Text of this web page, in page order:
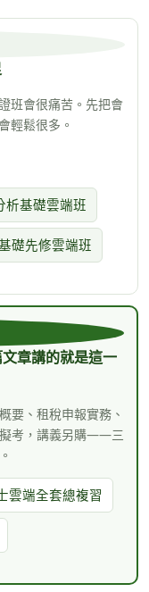
班會很痛苦。先把會
輕鬆很多。
析基礎雲端班
礎先修雲端班
章講的就是這一
要、租稅申報實務、
擬考，講義另購——三
雲端全套總複習